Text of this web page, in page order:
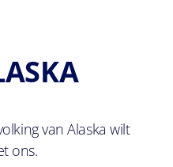
van Alaska wilt
ons.